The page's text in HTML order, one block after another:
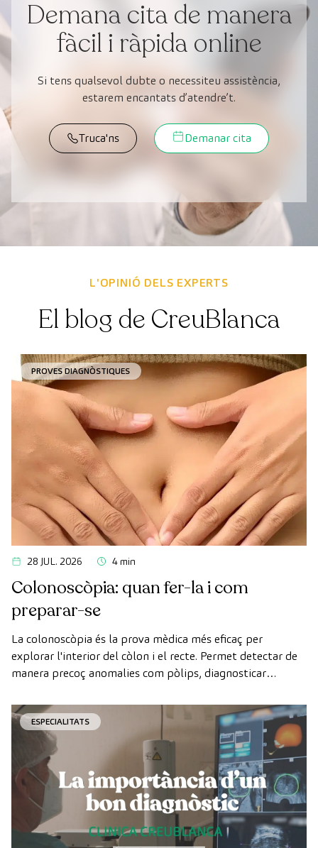
Demana cita de manera
fàcil i ràpida online
Si tens qualsevol dubte o necessiteu assistència,
estarem encantats d’atendre’t.
Truca'ns Demanar cita
L'OPINIÓ DELS EXPERTS
El blog de CreuBlanca
PROVES DIAGNÒSTIQUES
28 JUL. 2026 4 min
Colonoscòpia: quan fer-la i com
preparar-se
La colonoscòpia és la prova mèdica més eficaç per
explorar l'interior del còlon i el recte. Permet detectar de
manera precoç anomalies com pòlips, diagnosticar
ESPECIALITATS